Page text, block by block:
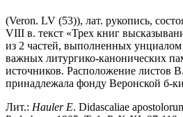
(Veron. LV (53)), лат. рукопись,
VIII в. текст «Трех книг
из 2 частей, выполненных унциалом
важных литургико-канонических
источников. Расположение листов
принадлежала фонду Веронской б-
Лит.: Hauler E. Didascaliae